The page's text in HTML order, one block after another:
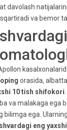
davolash
va bemor
orasida,
10 tish shifokori
va malakaga ega
bilimga ega.
eng